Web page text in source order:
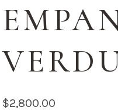
$2,800.00